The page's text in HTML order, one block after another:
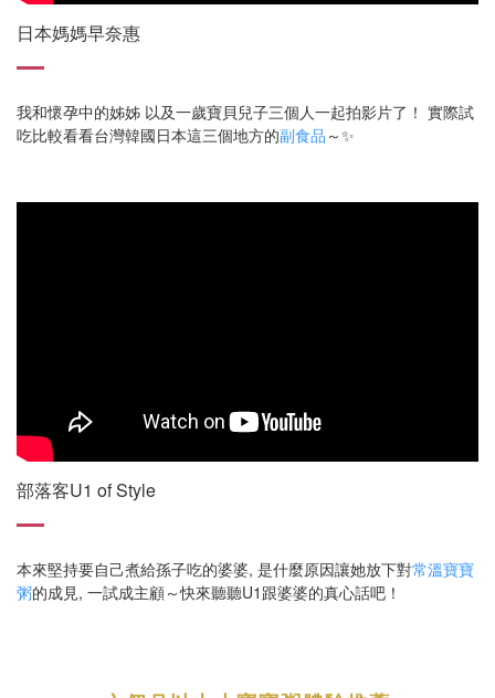
日本媽媽早奈惠
我和懷孕中的姊姊 以及一歲寶貝兒子三個人一起拍影片了！ 實際試
吃比較看看台灣韓國日本這三個地方的副食品 ～✨
部落客U1 of Style
本來堅持要自己煮給孫子吃的婆婆, 是什麼原因讓她放下對常溫寶寶
粥的成見, 一試成主顧～快來聽聽U1跟婆婆的真心話吧！